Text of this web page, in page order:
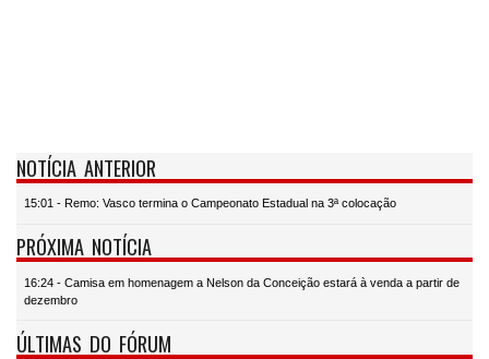
NOTÍCIA ANTERIOR
15:01 - Remo: Vasco termina o Campeonato Estadual na 3ª colocação
PRÓXIMA NOTÍCIA
16:24 - Camisa em homenagem a Nelson da Conceição estará à venda a partir de
dezembro
ÚLTIMAS DO FÓRUM